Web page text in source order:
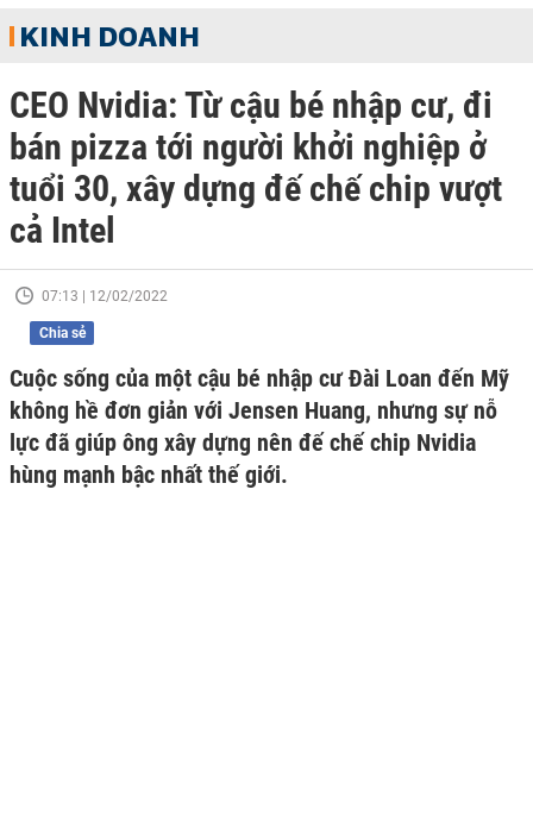
KINH DOANH
CEO Nvidia: Từ cậu bé nhập cư, đi
bán pizza tới người khởi nghiệp ở
tuổi 30, xây dựng đế chế chip vượt
cả Intel
07:13 | 12/02/2022
Chia sẻ
Cuộc sống của một cậu bé nhập cư Đài Loan đến Mỹ
không hề đơn giản với Jensen Huang, nhưng sự nỗ
lực đã giúp ông xây dựng nên đế chế chip Nvidia
hùng mạnh bậc nhất thế giới.